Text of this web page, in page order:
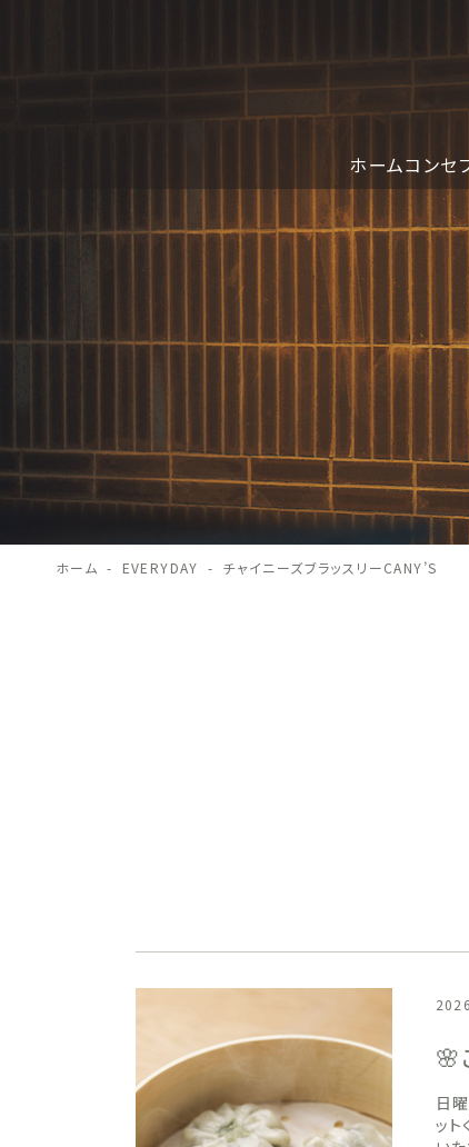
ホームコンセ
ホーム EVERYDAY チャイニーズブラッスリーCANY’S
🌸
日
ッ